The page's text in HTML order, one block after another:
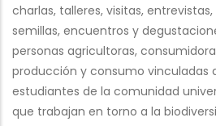
charlas, talleres, visitas,
semillas, encuentros y
personas agricultoras,
producción y consumo vinculadas
estudiantes de la comunidad
que trabajan en torno a la